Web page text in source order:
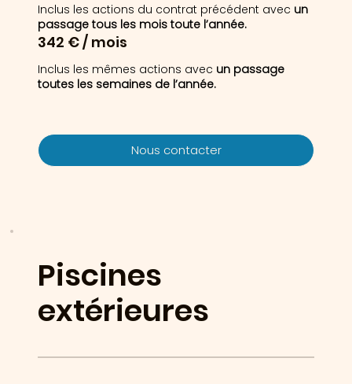
Piscines
extérieures
Inclus les actions du contrat précédent avec un
passage tous les mois toute l’année.
342 € / mois
Inclus les mêmes actions avec un passage
toutes les semaines de l’année.
Nous contacter